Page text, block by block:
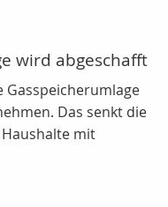
wird abgeschafft
Gasspeicherumlage
Das senkt die
mit